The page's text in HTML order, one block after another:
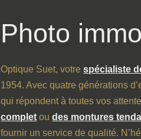
Photo
Optique Suet, votrespécialiste
1954. Avec quatre générations
qui répondent à toutes vos
complet oudes montures
fournir un service de qualité.